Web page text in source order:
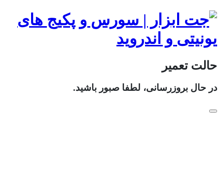
حالت تعمیر
در حال بروزرسانی، لطفا صبور باشید.